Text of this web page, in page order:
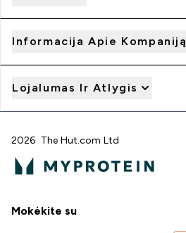
Informacija Apie Kompaniją
Lojalumas Ir Atlygis
2026 The Hut.com Ltd
Mokėkite su